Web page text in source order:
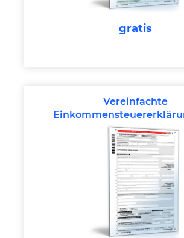
gratis
Vereinfachte